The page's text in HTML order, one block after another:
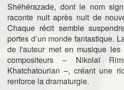
Shéhérazade, dont le nom
raconte nuit après nuit de
Chaque récit semble
portes d’un monde fantastique.
de l'auteur met en musique
compositeurs – Nikolaï
Khatchatourian –, créant une
renforce la dramaturgie.